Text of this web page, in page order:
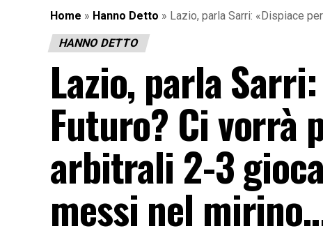
Home » Hanno Detto » Lazio, parla Sarri: «Dispiace
HANNO DETTO
Lazio, parla
Futuro? Ci vorrà
arbitrali 2-3
messi nel